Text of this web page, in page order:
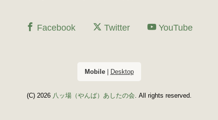
Facebook Twitter YouTube
Mobile| Desktop
(C) 2026 八ッ場（やんば）あしたの会. All rights reserved.